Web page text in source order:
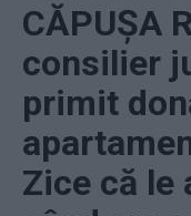
CĂPUȘA
consilier
primit
Zice că le